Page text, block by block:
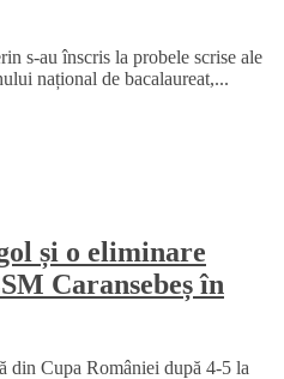
s-au înscris la probele scrise ale
național de bacalaureat,...
și o eliminare
Caransebeș în
din Cupa României după 4-5 la